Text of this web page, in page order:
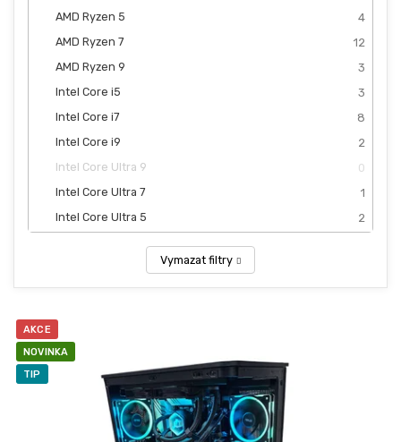
AMD Ryzen 5
4
AMD Ryzen 7
12
AMD Ryzen 9
3
Intel Core i5
3
Intel Core i7
8
Intel Core i9
2
Intel Core Ultra 9
0
Intel Core Ultra 7
1
Intel Core Ultra 5
2
Vymazat filtry
V
ýAKCE
NOVINKA
TIP